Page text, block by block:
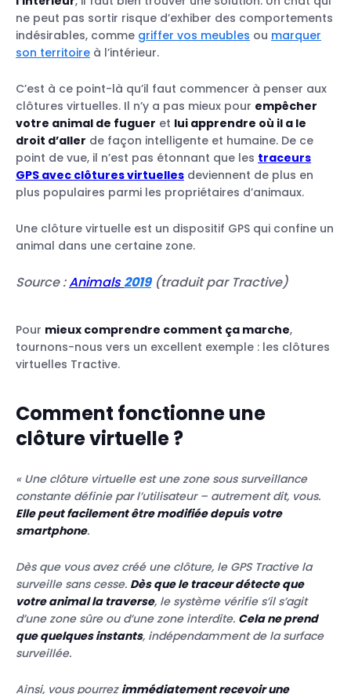
ne peut pas sortir risque d’exhiber des comportements
indésirables, comme griffer vos meubles ou marquer
son territoire à l’intérieur.
C’est à ce point-là qu’il faut commencer à penser aux
clôtures virtuelles. Il n’y a pas mieux pour empêcher
votre animal de fuguer et lui apprendre où il a le
droit d’aller de façon intelligente et humaine. De ce
point de vue, il n’est pas étonnant que les traceurs
GPS avec clôtures virtuelles deviennent de plus en
plus populaires parmi les propriétaires d’animaux.
Une clôture virtuelle est un dispositif GPS qui confine un
animal dans une certaine zone.
Source :Animals2019(traduit par Tractive)
Pour mieux comprendre comment ça marche,
tournons-nous vers un excellent exemple : les clôtures
virtuelles Tractive.
Comment fonctionne une
clôture virtuelle ?
« Une clôture virtuelle est une zone sous surveillance
constante définie par l’utilisateur – autrement dit, vous.
Elle peut facilement être modifiée depuis votre
smartphone.
Dès que vous avez créé une clôture, le GPS Tractive la
surveille sans cesse. Dès que le traceur détecte que
votre animal la traverse, le système vérifie s’il s’agit
d’une zone sûre ou d’une zone interdite. Cela ne prend
que quelques instants, indépendamment de la surface
surveillée.
Ainsi, vous pourrez immédiatement recevoir une